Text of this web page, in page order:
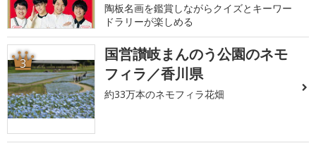
陶板名画を鑑賞しながらクイズとキーワー
ドラリーが楽しめる
3
国営讃岐まんのう公園のネモ
フィラ／香川県
約33万本のネモフィラ花畑